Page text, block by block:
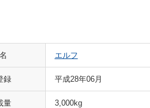
エルフ
録 平成28年06月
量 3,000kg